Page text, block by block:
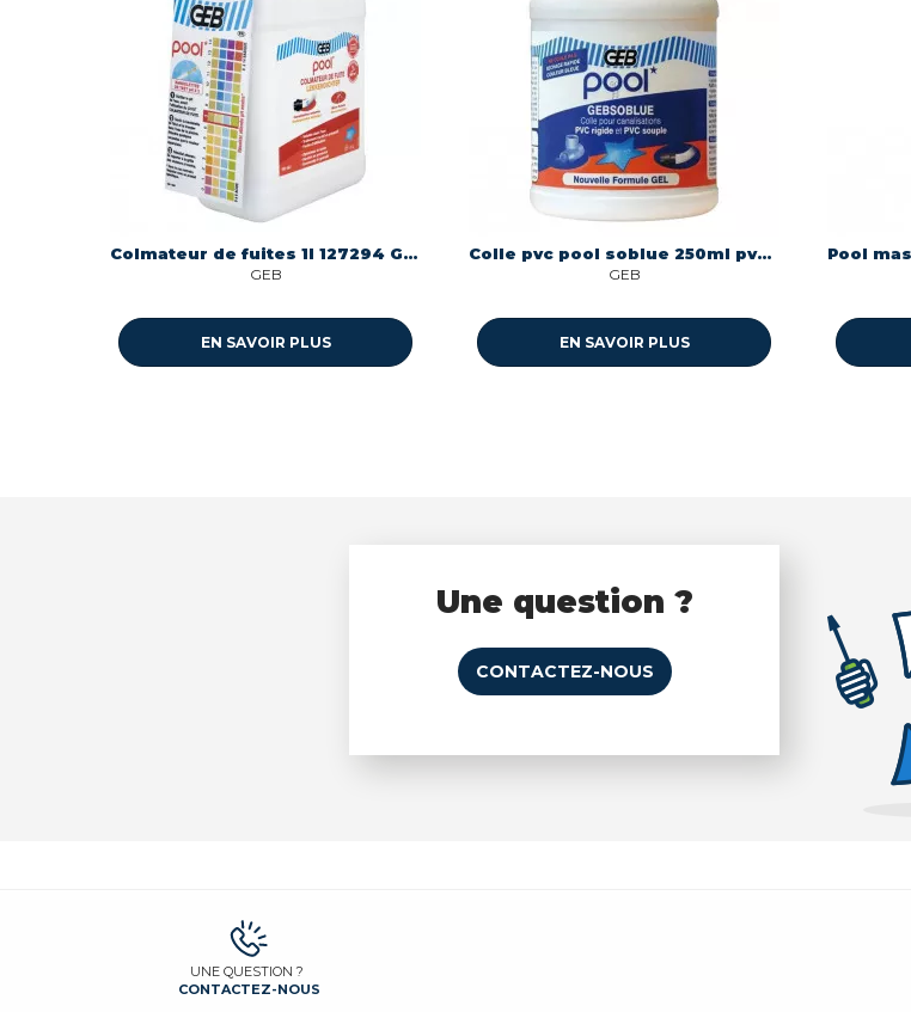
Colmateur de fuites 1l 127294 Geb 127294
GEB
EN SAVOIR PLUS
Colle pvc pool soblue 250ml pvc souple et rigide Geb 504501
GEB
EN SAVOIR PLUS
Une question ?
CONTACTEZ-NOUS
UNE QUESTION ?
CONTACTEZ-NOUS